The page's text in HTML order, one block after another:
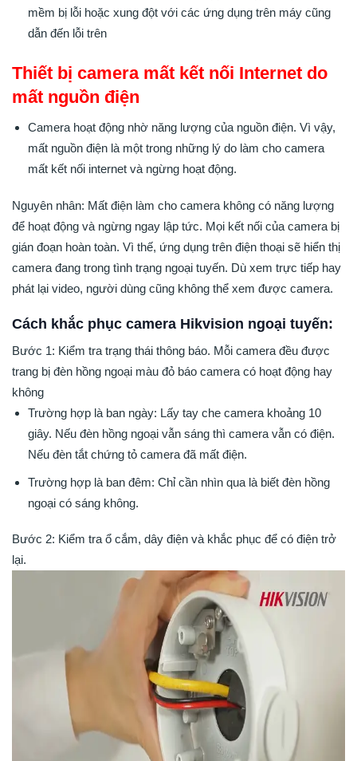
mềm bị lỗi hoặc xung đột với các ứng dụng trên máy cũng
dẫn đến lỗi trên
Thiết bị camera mất kết nối Internet do
mất nguồn điện
Camera hoạt động nhờ năng lượng của nguồn điện. Vì vậy,
mất nguồn điện là một trong những lý do làm cho camera
mất kết nối internet và ngừng hoạt động.
Nguyên nhân: Mất điện làm cho camera không có năng lượng
để hoạt động và ngừng ngay lập tức. Mọi kết nối của camera bị
gián đoạn hoàn toàn. Vì thế, ứng dụng trên điện thoại sẽ hiển thị
camera đang trong tình trạng ngoại tuyến. Dù xem trực tiếp hay
phát lại video, người dùng cũng không thể xem được camera.
Cách khắc phục camera Hikvision ngoại tuyến:
Bước 1: Kiểm tra trạng thái thông báo. Mỗi camera đều được
trang bị đèn hồng ngoại màu đỏ báo camera có hoạt động hay
không
Trường hợp là ban ngày: Lấy tay che camera khoảng 10
giây. Nếu đèn hồng ngoại vẫn sáng thì camera vẫn có điện.
Nếu đèn tắt chứng tỏ camera đã mất điện.
Trường hợp là ban đêm: Chỉ cần nhìn qua là biết đèn hồng
ngoại có sáng không.
Bước 2: Kiểm tra ổ cắm, dây điện và khắc phục để có điện trở
lại.